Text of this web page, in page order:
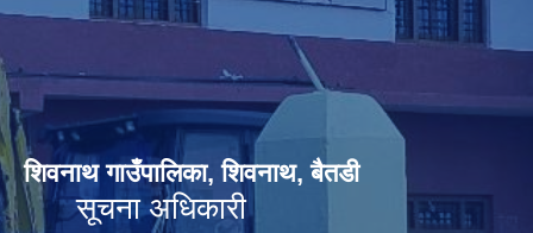
शिवनाथ गाउँपालिका, शिवनाथ, बैतडी
सूचना अधिकारी